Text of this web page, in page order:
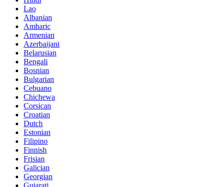
Lao
Albanian
Amharic
Armenian
Azerbaijani
Belarusian
Bengali
Bosnian
Bulgarian
Cebuano
Chichewa
Corsican
Croatian
Dutch
Estonian
Filipino
Finnish
Frisian
Galician
Georgian
Gujarati